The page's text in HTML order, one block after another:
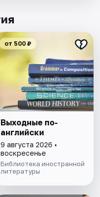
от 500 ₽
Выходные по-
английски
9 августа 2026 •
воскресенье
Библиотека иностранной
литературы